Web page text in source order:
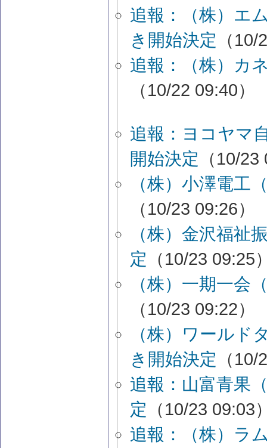
追報：（株）エ
き開始決定 （
追報：（株）カ
（10/22 09:40）
追報：ヨコヤマ
開始決定 （10/
（株）小澤電工
（10/23 09:26）
（株）金沢福祉
定 （10/23 09:25
（株）一期一会
（10/23 09:22）
（株）ワールド
き開始決定 （
追報：山富青果
定 （10/23 09:03
追報：（株）ラ